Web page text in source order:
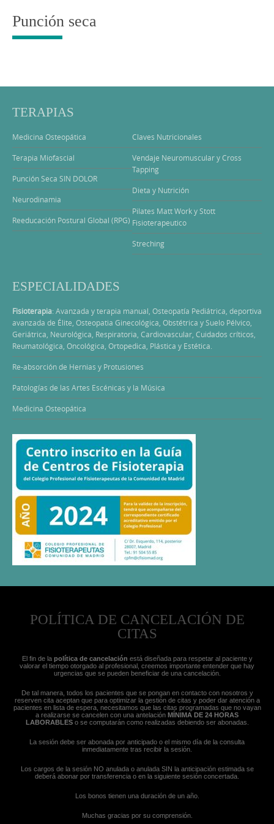
Punción seca
TERAPIAS
Medicina Osteopática
Terapia Miofascial
Punción Seca SIN DOLOR
Neurodinamia
Reeducación Postural Global (RPG)
Claves Nutricionales
Vendaje Neuromuscular y Cross
Tapping
Dieta y Nutrición
Pilates Matt Work y Stott
Fisioterapeutico
Streching
ESPECIALIDADES
Fisioterapia: Avanzada y terapia manual, Osteopatía Pediátrica, deportiva
avanzada de Élite, Osteopatia Ginecológica, Obstétrica y Suelo Pélvico,
Geriátrica, Neurológica, Respiratoria, Cardiovascular, Cuidados críticos,
Reumatológica, Oncológica, Ortopedica, Plástica y Estética.
Re-absorción de Hernias y Protusiones
Patologías de las Artes Escénicas y la Música
Medicina Osteopática
POLÍTICA DE CANCELACIÓN DE
CITAS
El fin de la política de cancelación está diseñada para respetar al paciente y
valorar el tiempo otorgado al profesional, creemos importante entender que hay
urgencias que se pueden beneficiar de una cancelación.
De tal manera, todos los pacientes que se pongan en contacto con nosotros y
reserven cita aceptan que para optimizar la gestión de citas y poder dar atención a
pacientes en lista de espera, necesitamos que las citas programadas que no vayan
a realizarse se cancelen con una antelación MÍNIMA DE 24 HORAS
LABORABLESo se computarán como realizadas debiendo ser abonadas.
La sesión debe ser abonada por anticipado o el mismo día de la consulta
inmediatamente tras recibir la sesión.
Los cargos de la sesión NO anulada o anulada SIN la anticipación estimada se
deberá abonar por transferencia o en la siguiente sesión concertada.
Los bonos tienen una duración de un año.
Muchas gracias por su comprensión.